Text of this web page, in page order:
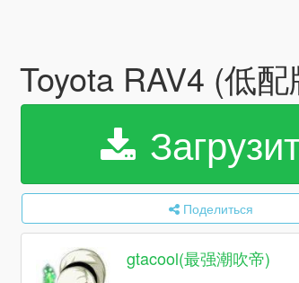
Toyota RAV4 (低配
Поделиться
gtacool(最强潮吹帝)